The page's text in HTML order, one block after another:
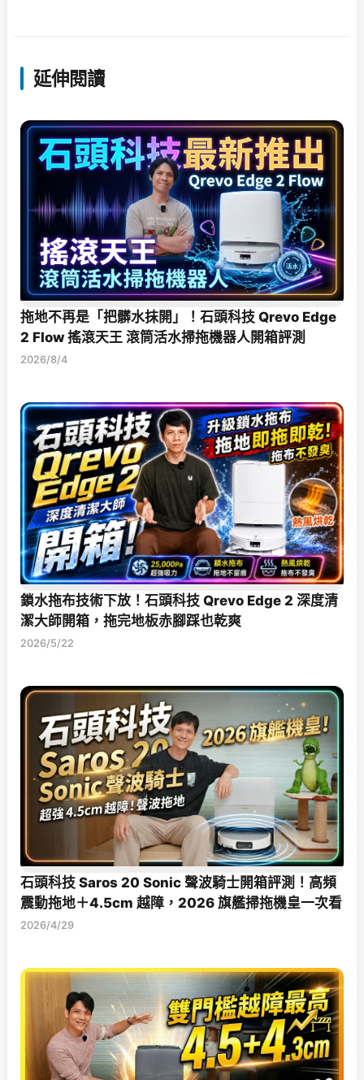
延伸閱讀
拖地不再是「把髒水抹開」！石頭科技 Qrevo Edge
2 Flow 搖滾天王 滾筒活水掃拖機器人開箱評測
2026/8/4
鎖水拖布技術下放！石頭科技 Qrevo Edge 2 深度清
潔大師開箱，拖完地板赤腳踩也乾爽
2026/5/22
石頭科技 Saros 20 Sonic 聲波騎士開箱評測！高頻
震動拖地＋4.5cm 越障，2026 旗艦掃拖機皇一次看
2026/4/29